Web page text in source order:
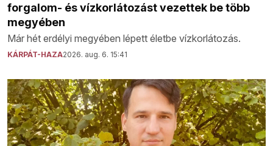
forgalom- és vízkorlátozást vezettek be több
megyében
Már hét erdélyi megyében lépett életbe vízkorlátozás.
KÁRPÁT-HAZA2026. aug. 6. 15:41